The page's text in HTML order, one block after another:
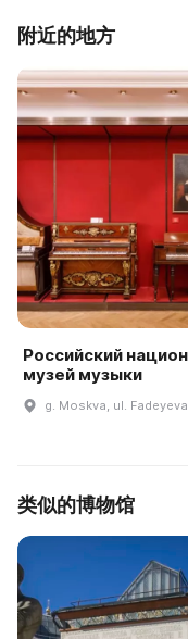
附近的地方
Российский
музей музыки
g. Moskva, ul.
类似的博物馆